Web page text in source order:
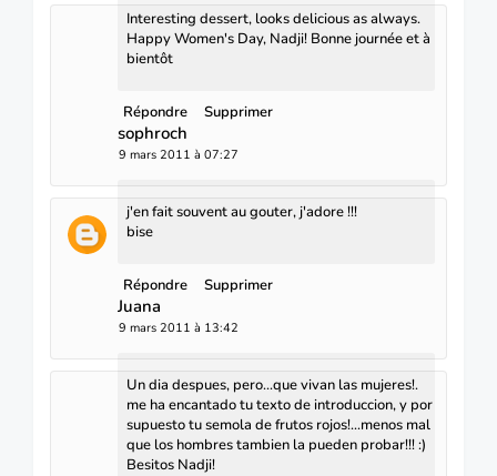
Interesting dessert, looks delicious as always.
Happy Women's Day, Nadji! Bonne journée et à
bientôt
Répondre Supprimer
sophroch
9 mars 2011 à 07:27
j'en fait souvent au gouter, j'adore !!!
bise
Répondre Supprimer
Juana
9 mars 2011 à 13:42
Un dia despues, pero...que vivan las mujeres!.
me ha encantado tu texto de introduccion, y por
supuesto tu semola de frutos rojos!...menos mal
que los hombres tambien la pueden probar!!! :)
Besitos Nadji!